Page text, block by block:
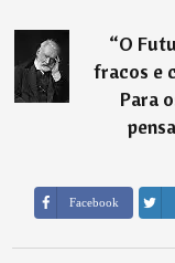
“O
fracos e
Para
Facebook